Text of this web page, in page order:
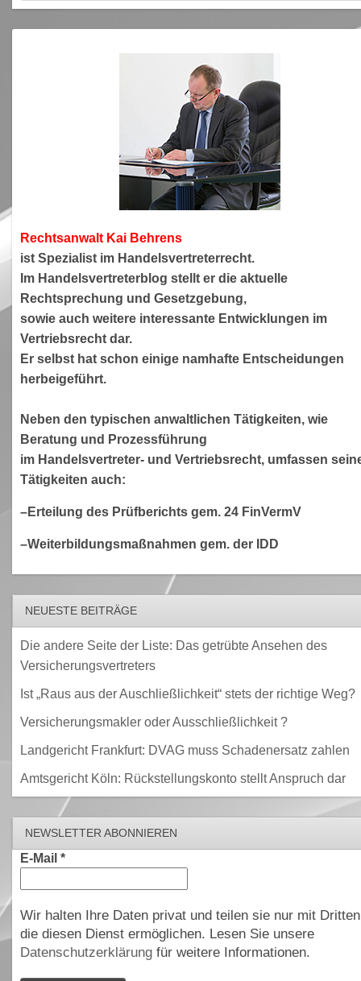
Rechtsanwalt Kai Behrens
ist Spezialist im Handelsvertreterrecht.
Im Handelsvertreterblog stellt er die aktuelle
Rechtsprechung und Gesetzgebung,
sowie auch weitere interessante Entwicklungen im
Vertriebsrecht dar.
Er selbst hat schon einige namhafte Entscheidungen
herbeigeführt.
Neben den typischen anwaltlichen Tätigkeiten, wie
Beratung und Prozessführung
im Handelsvertreter- und Vertriebsrecht, umfassen
Tätigkeiten auch:
–Erteilung des Prüfberichts gem. 24 FinVermV
–Weiterbildungsmaßnahmen gem. der IDD
NEUESTE BEITRÄGE
Die andere Seite der Liste: Das getrübte Ansehen des
Versicherungsvertreters
Ist „Raus aus der Auschließlichkeit“ stets der richtige Weg?
Versicherungsmakler oder Ausschließlichkeit ?
Landgericht Frankfurt: DVAG muss Schadenersatz zahlen
Amtsgericht Köln: Rückstellungskonto stellt Anspruch dar
NEWSLETTER ABONNIEREN
E-Mail *
Wir halten Ihre Daten privat und teilen sie nur mit
die diesen Dienst ermöglichen. Lesen Sie unsere
Datenschutzerklärungfür weitere Informationen.